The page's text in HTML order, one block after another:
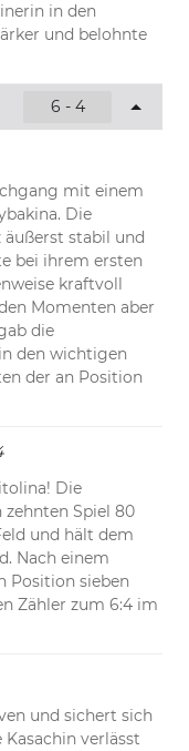
in den
und belohnte
6 - 4
mit einem
Die
äußerst stabil und
bei ihrem ersten
kraftvoll
Momenten aber
die
den wichtigen
der an Position
Die
Spiel 80
und hält dem
Nach einem
Position sieben
Zähler zum 6:4 im
und sichert sich
verlässt